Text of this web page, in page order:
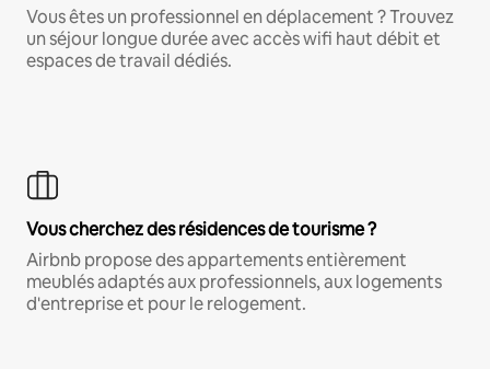
Vous êtes un professionnel en déplacement ? Trouvez
un séjour longue durée avec accès wifi haut débit et
espaces de travail dédiés.
Vous cherchez des résidences de tourisme ?
Airbnb propose des appartements entièrement
meublés adaptés aux professionnels, aux logements
d'entreprise et pour le relogement.